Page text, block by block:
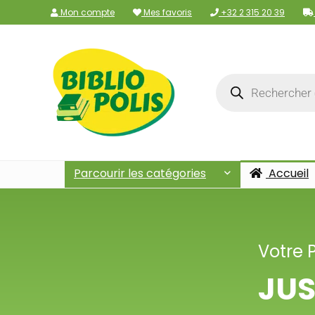
Mon compte Mes favoris +32 2 315 20 39
Parcourir les catégories Accueil
Votre